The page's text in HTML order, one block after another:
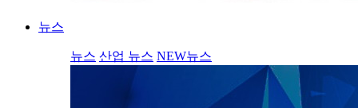
뉴스
뉴스 산업 뉴스 NEW뉴스